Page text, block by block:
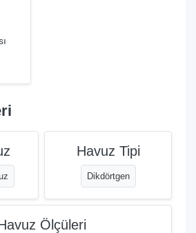
Havuz Tipi
Dikdörtgen
Ölçüleri